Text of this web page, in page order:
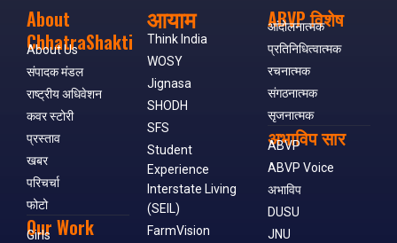
About
ChhatraShakti
About Us
संपादक मंडल
राष्ट्रीय अधिवेशन
कवर स्टोरी
प्रस्ताव
खबर
परिचर्चा
फोटो
Our Work
Girls
आयाम
Think India
WOSY
Jignasa
SHODH
SFS
Student
Experience
Interstate Living
(SEIL)
FarmVision
ABVP विशेष
आंदोलनात्मक
प्रतिनिधित्वात्मक
रचनात्मक
संगठनात्मक
सृजनात्मक
अभाविप सार
ABVP
ABVP Voice
अभाविप
DUSU
JNU